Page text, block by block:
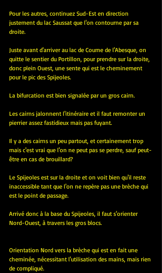
Pour les autres, continuez Sud-Est en direction
justement du lac Saussat que l'on contourne par sa
droite.
Juste avant d'arriver au lac de Coume de l'Abesque, on
quitte le sentier du Portillon, pour prendre sur la droite,
donc plein Ouest, une sente qui est le cheminement
pour le pic des Spijeoles.
La bifurcation est bien signalée par un gros cairn.
Les cairns jalonnent l'itinéraire et il faut remonter un
pierrier assez fastidieux mais pas fuyant.
Il y a des cairns un peu partout, et certainement trop
mais c'est vrai que l'on ne peut pas se perdre, sauf peut-
être en cas de brouillard?
Le Spijeoles est sur la droite et on voit bien qu'il reste
inaccessible tant que l'on ne repère pas une brèche qui
est le point de passage.
Arrivé donc à la base du Spijeoles, il faut s'orienter
Nord-Ouest, à travers les gros blocs.
Orientation Nord vers la brèche qui est en fait une
cheminée, nécessitant l'utilisation des mains, mais rien
de compliqué.